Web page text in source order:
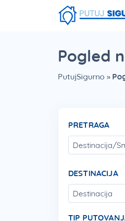
Pogled
PutujSigurno »
PRETRAGA
DESTINACIJA
TIP